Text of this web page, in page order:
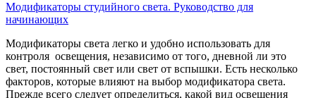
Модификаторы студийного света. Руководство для
начинающих
Модификаторы света легко и удобно использовать для
контроля освещения, независимо от того, дневной ли это
свет, постоянный свет или свет от вспышки. Есть несколько
факторов, которые влияют на выбор модификатора света.
Прежде всего следует определиться, какой вид освещения